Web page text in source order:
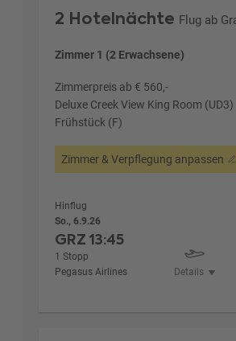
2 Hotelnächte Flug ab
Zimmer 1 (2 Erwachsene)
Zimmerpreis ab € 560,-
Deluxe Creek View King Room (UD3)
Frühstück (F)
Zimmer & Verpflegung anpassen
Hinflug
So., 6.9.26
GRZ13:45
1 Stopp
Pegasus Airlines
Details